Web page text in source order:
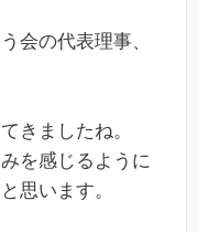
会の代表理事、
きましたね。
を感じるように
思います。